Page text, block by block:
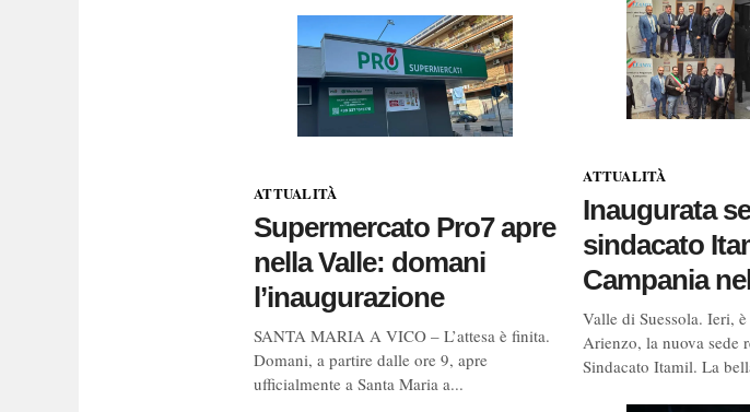
ATTUALITÀ
Supermercato Pro7 apre
nella Valle: domani
l’inaugurazione
SANTA MARIA A VICO – L’attesa è finita.
Domani, a partire dalle ore 9, apre
ufficialmente a Santa Maria a...
ATTUALITÀ
Inaugurata
sindacato
Campania
Valle di Suessola. Ieri,
Arienzo, la nuova sede
Sindacato Itamil. La